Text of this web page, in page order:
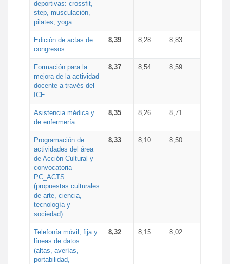
deportivas: crossfit,
step, musculación,
pilates, yoga...
Edición de actas de
congresos
8,39 8,28 8,83
Formación para la
mejora de la actividad
docente a través del
ICE
8,37 8,54 8,59
Asistencia médica y
de enfermería
8,35 8,26 8,71
Programación de
actividades del área
de Acción Cultural y
convocatoria
PC_ACTS
(propuestas culturales
de arte, ciencia,
tecnología y
sociedad)
8,33 8,10 8,50
Telefonía móvil, fija y
líneas de datos
(altas, averías,
portabilidad,
8,32 8,15 8,02